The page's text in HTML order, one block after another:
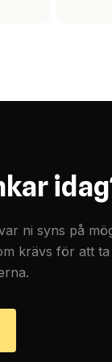
ni syns på
krävs för att ta